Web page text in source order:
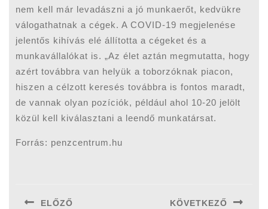
nem kell már levadászni a jó munkaerőt, kedvükre
válogathatnak a cégek. A COVID-19 megjelenése
jelentős kihívás elé állította a cégeket és a
munkavállalókat is. „Az élet aztán megmutatta, hogy
azért továbbra van helyük a toborzóknak piacon,
hiszen a célzott keresés továbbra is fontos maradt,
de vannak olyan pozíciók, például ahol 10-20 jelölt
közül kell kiválasztani a leendő munkatársat.
Forrás: penzcentrum.hu
ELŐZŐ KÖVETKEZŐ